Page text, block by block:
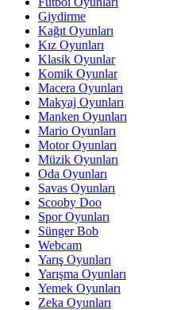
Giydirme
Kağıt Oyunları
Kız Oyunları
Klasik Oyunlar
Komik Oyunlar
Macera Oyunları
Makyaj Oyunları
Manken Oyunları
Mario Oyunları
Motor Oyunları
Müzik Oyunları
Oda Oyunları
Savas Oyunları
Scooby Doo
Spor Oyunları
Sünger Bob
Webcam
Yarış Oyunları
Yarışma Oyunları
Yemek Oyunları
Zeka Oyunları